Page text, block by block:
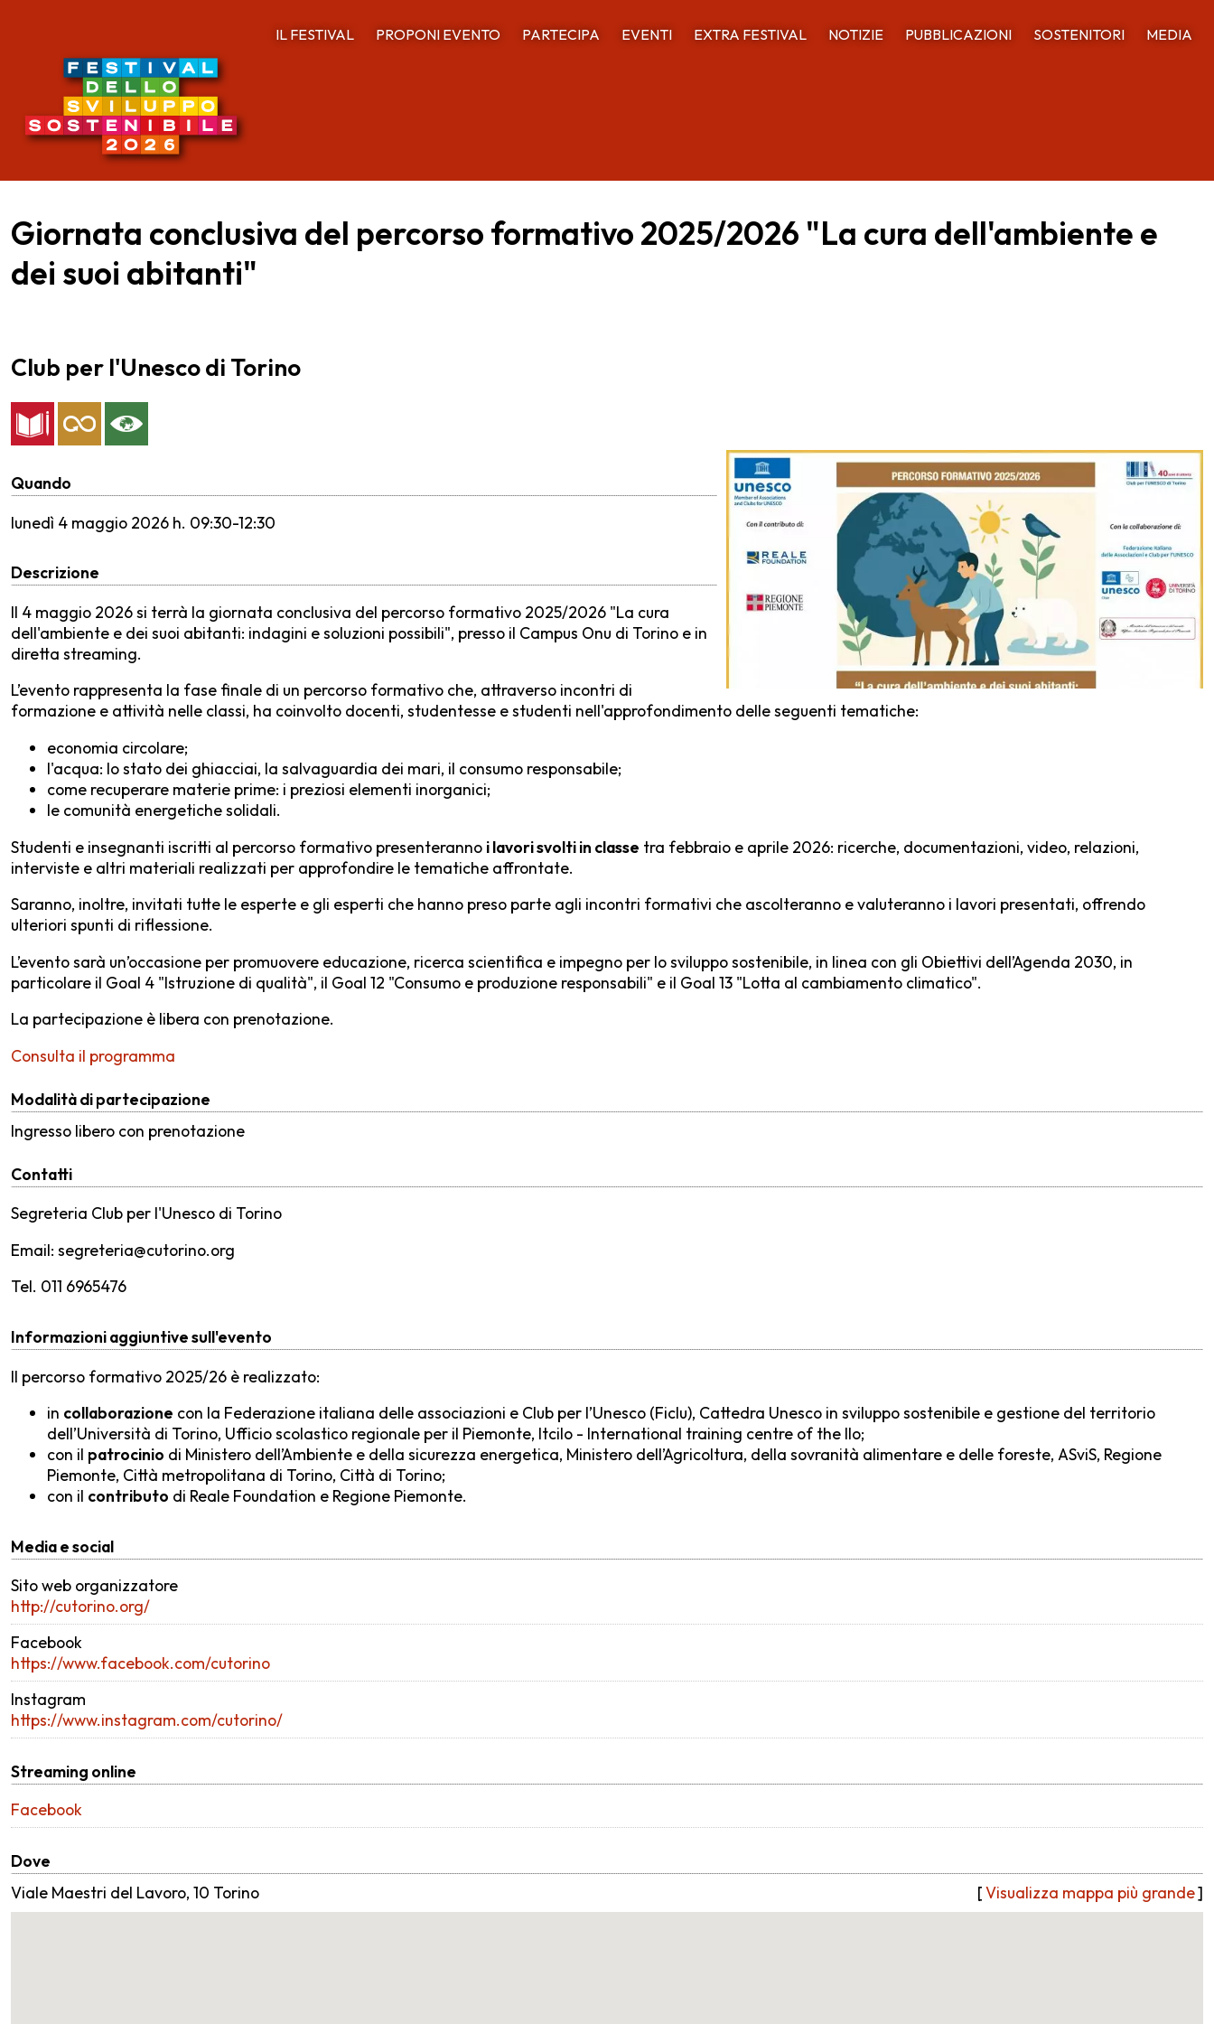
IL FESTIVAL PROPONI EVENTO PARTECIPA EVENTI EXTRA FESTIVAL NOTIZIE PUBBLICAZIONI SOSTENITORI MEDIA
Giornata conclusiva del percorso formativo 2025/2026 "La cura dell'ambiente e
dei suoi abitanti"
Club per l'Unesco di Torino
Quando
lunedì 4 maggio 2026 h. 09:30-12:30
Descrizione
Il 4 maggio 2026 si terrà la giornata conclusiva del percorso formativo 2025/2026 "La cura
dell'ambiente e dei suoi abitanti: indagini e soluzioni possibili", presso il Campus Onu di Torino e in
diretta streaming.
L’evento rappresenta la fase finale di un percorso formativo che, attraverso incontri di
formazione e attività nelle classi, ha coinvolto docenti, studentesse e studenti nell'approfondimento delle seguenti tematiche:
economia circolare;
l'acqua: lo stato dei ghiacciai, la salvaguardia dei mari, il consumo responsabile;
come recuperare materie prime: i preziosi elementi inorganici;
le comunità energetiche solidali.
Studenti e insegnanti iscritti al percorso formativo presenteranno i lavori svolti in classe tra febbraio e aprile 2026: ricerche, documentazioni, video, relazioni,
interviste e altri materiali realizzati per approfondire le tematiche affrontate.
Saranno, inoltre, invitati tutte le esperte e gli esperti che hanno preso parte agli incontri formativi che ascolteranno e valuteranno i lavori presentati, offrendo
ulteriori spunti di riflessione.
L’evento sarà un’occasione per promuovere educazione, ricerca scientifica e impegno per lo sviluppo sostenibile, in linea con gli Obiettivi dell’Agenda 2030, in
particolare il Goal 4 "Istruzione di qualità", il Goal 12 "Consumo e produzione responsabili" e il Goal 13 "Lotta al cambiamento climatico".
La partecipazione è libera con prenotazione.
Consulta il programma
Modalità di partecipazione
Ingresso libero con prenotazione
Contatti
Segreteria Club per l'Unesco di Torino
Email: segreteria@cutorino.org
Tel. 011 6965476
Informazioni aggiuntive sull'evento
Il percorso formativo 2025/26 è realizzato:
in collaborazione con la Federazione italiana delle associazioni e Club per l’Unesco (Ficlu), Cattedra Unesco in sviluppo sostenibile e gestione del territorio
dell’Università di Torino, Ufficio scolastico regionale per il Piemonte, Itcilo - International training centre of the Ilo;
con il patrocinio di Ministero dell’Ambiente e della sicurezza energetica, Ministero dell’Agricoltura, della sovranità alimentare e delle foreste, ASviS, Regione
Piemonte, Città metropolitana di Torino, Città di Torino;
con il contributo di Reale Foundation e Regione Piemonte.
Media e social
Sito web organizzatore
http://cutorino.org/
Facebook
https://www.facebook.com/cutorino
Instagram
https://www.instagram.com/cutorino/
Streaming online
Facebook
Dove
Viale Maestri del Lavoro, 10 Torino
[Visualizza mappa più grande]